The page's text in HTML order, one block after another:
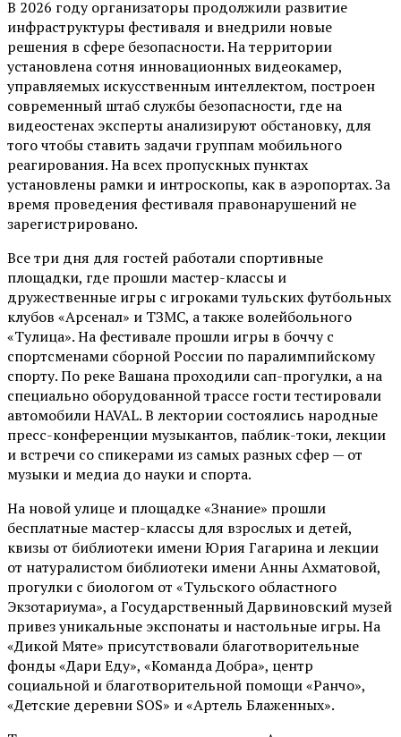
В 2026 году организаторы продолжили развитие
инфраструктуры фестиваля и внедрили новые
решения в сфере безопасности. На территории
установлена сотня инновационных видеокамер,
управляемых искусственным интеллектом, построен
современный штаб службы безопасности, где на
видеостенах эксперты анализируют обстановку, для
того чтобы ставить задачи группам мобильного
реагирования. На всех пропускных пунктах
установлены рамки и интроскопы, как в аэропортах. За
время проведения фестиваля правонарушений не
зарегистрировано.
Все три дня для гостей работали спортивные
площадки, где прошли мастер-классы и
дружественные игры с игроками тульских футбольных
клубов «Арсенал» и ТЗМС, а также волейбольного
«Тулица». На фестивале прошли игры в боччу с
спортсменами сборной России по паралимпийскому
спорту. По реке Вашана проходили сап-прогулки, а на
специально оборудованной трассе гости тестировали
автомобили HAVAL. В лектории состоялись народные
пресс-конференции музыкантов, паблик-токи, лекции
и встречи со спикерами из самых разных сфер — от
музыки и медиа до науки и спорта.
На новой улице и площадке «Знание» прошли
бесплатные мастер-классы для взрослых и детей,
квизы от библиотеки имени Юрия Гагарина и лекции
от натуралистом библиотеки имени Анны Ахматовой,
прогулки с биологом от «Тульского областного
Экзотариума», а Государственный Дарвиновский музей
привез уникальные экспонаты и настольные игры. На
«Дикой Мяте» присутствовали благотворительные
фонды «Дари Еду», «Команда Добра», центр
социальной и благотворительной помощи «Ранчо»,
«Детские деревни SOS» и «Артель Блаженных».